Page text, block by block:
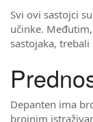
Svi ovi sastojci
učinke.
sastojaka,
Depanten ima
brojnim